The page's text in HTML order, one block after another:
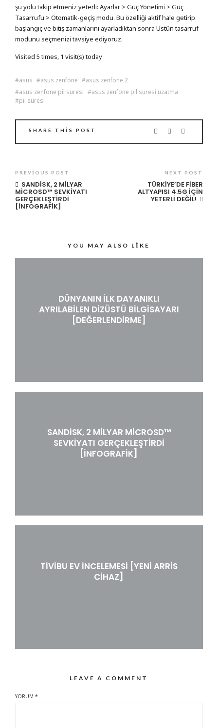
şu yolu takip etmeniz yeterli: Ayarlar > Güç Yönetimi > Güç
Tasarrufu > Otomatik-geçiş modu. Bu özelliği aktif hale getirip
başlangıç ve bitiş zamanlarını ayarladıktan sonra Üstün tasarruf
modunu seçmenizi tavsiye ediyoruz.
Visited 5 times, 1 visit(s) today
asus asus zenfone
asus zenfone 2
asus zenfone pil süresi
asus zenfone pil süresi uzatma
pil süresi
SHARE THIS POST
PREVIOUS POST
SANDISK, 2 MILYAR
MICROSD™ SEVKIYATI
GERÇEKLEŞTIRDI
[İNFOGRAFIK]
NEXT POST
TÜRKIYE’DE FIBER
ALTYAPISI 4.5G İÇIN
YETERLI DEĞIL!
YOU MAY ALSO LIKE
DÜNYANIN ILK DAYANIKLI
AYRILABILEN DIZÜSTÜ BILGISAYARI
[DEĞERLENDIRME]
SANDISK, 2 MILYAR MICROSD™
SEVKIYATI GERÇEKLEŞTIRDI
[İNFOGRAFIK]
TIVIBU EV İNCELEMESI [YENI ARRIS
CIHAZ]
LEAVE A COMMENT
YORUM*